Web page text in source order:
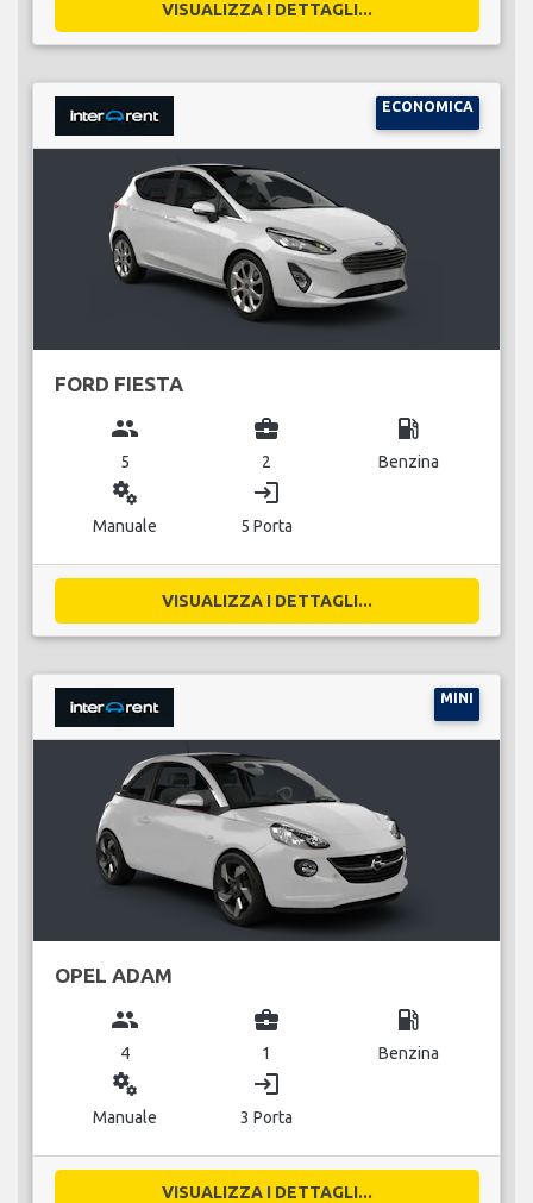
VISUALIZZA I DETTAGLI...
ECONOMICA
FORD FIESTA
group
5
business_center
2
local_gas_station
Benzina
miscellaneous_services
Manuale
login
5 Porta
VISUALIZZA I DETTAGLI...
MINI
OPEL ADAM
group
4
business_center
1
local_gas_station
Benzina
miscellaneous_services
Manuale
login
3 Porta
VISUALIZZA I DETTAGLI...